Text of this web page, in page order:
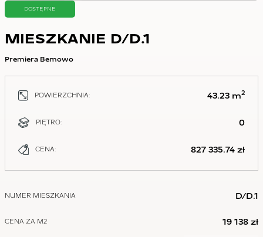
DOSTĘPNE
MIESZKANIE D/D.1
Premiera Bemowo
POWIERZCHNIA: 43.23 m2
PIĘTRO: 0
CENA: 827 335.74 zł
NUMER MIESZKANIA D/D.1
CENA ZA M2 19 138 zł